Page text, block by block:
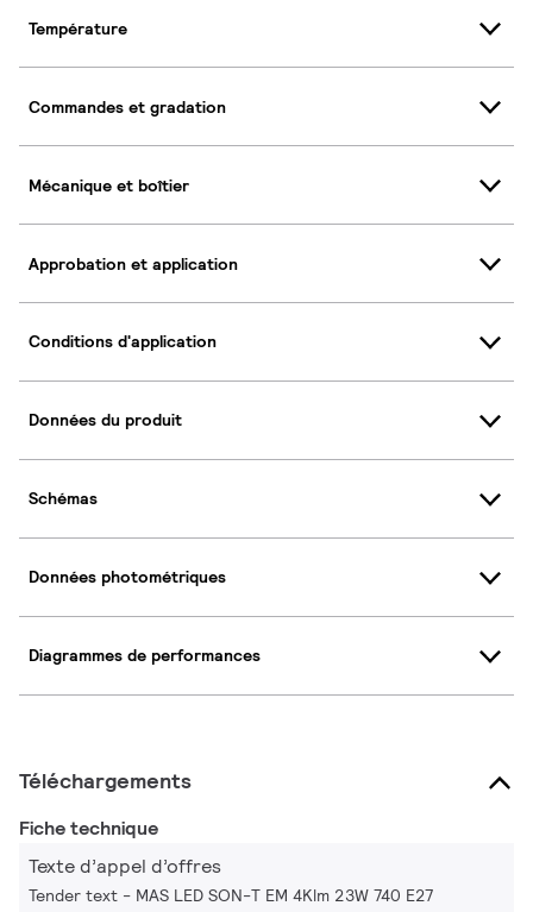
Température
Commandes et gradation
Mécanique et boîtier
Approbation et application
Conditions d'application
Données du produit
Schémas
Données photométriques
Diagrammes de performances
Téléchargements
Fiche technique
Texte d’appel d’offres
Tender text - MAS LED SON-T EM 4Klm 23W 740 E27